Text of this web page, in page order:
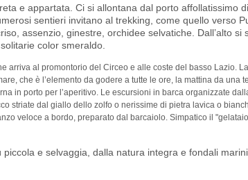
e appartata. Ci si allontana dal porto affollatissimo
sentieri invitano al trekking, come quello verso
assenzio, ginestre, orchidee selvatiche. Dall’alto si
color smeraldo.
al promontorio del Circeo e alle coste del basso Lazio.
che è l’elemento da godere a tutte le ore, la mattina da una
in porto per l’aperitivo. Le escursioni in barca organizzate
striate dal giallo dello zolfo o nerissime di pietra lavica o
veloce a bordo, preparato dal barcaiolo. Simpatico il
e selvaggia, dalla natura integra e fondali